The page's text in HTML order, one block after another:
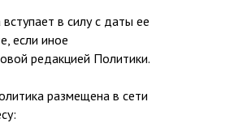
в силу с даты ее
если иное
редакцией Политики.
размещена в сети